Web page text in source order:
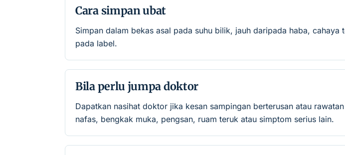
Cara simpan ubat
Simpan dalam bekas asal pada suhu bilik, jauh daripada haba,
pada label.
Bila perlu jumpa doktor
Dapatkan nasihat doktor jika kesan sampingan berterusan atau
nafas, bengkak muka, pengsan, ruam teruk atau simptom serius lain.